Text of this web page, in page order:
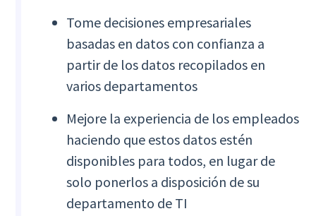
Tome decisiones empresariales
basadas en datos con confianza a
partir de los datos recopilados en
varios departamentos
Mejore la experiencia de los empleados
haciendo que estos datos estén
disponibles para todos, en lugar de
solo ponerlos a disposición de su
departamento de TI